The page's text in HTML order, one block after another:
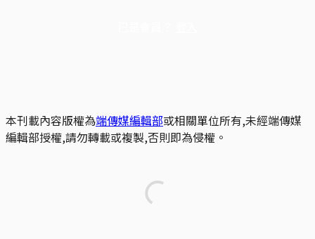
本刊載內容版權為端傳媒編輯部或相關單位所有,未經端傳媒
編輯部授權,請勿轉載或複製,否則即為侵權。